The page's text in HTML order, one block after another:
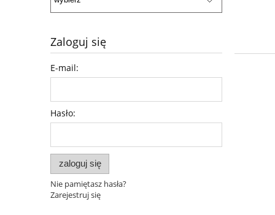
Zaloguj się
E-mail:
Hasło:
zaloguj się
Nie pamiętasz hasła?
Zarejestruj się